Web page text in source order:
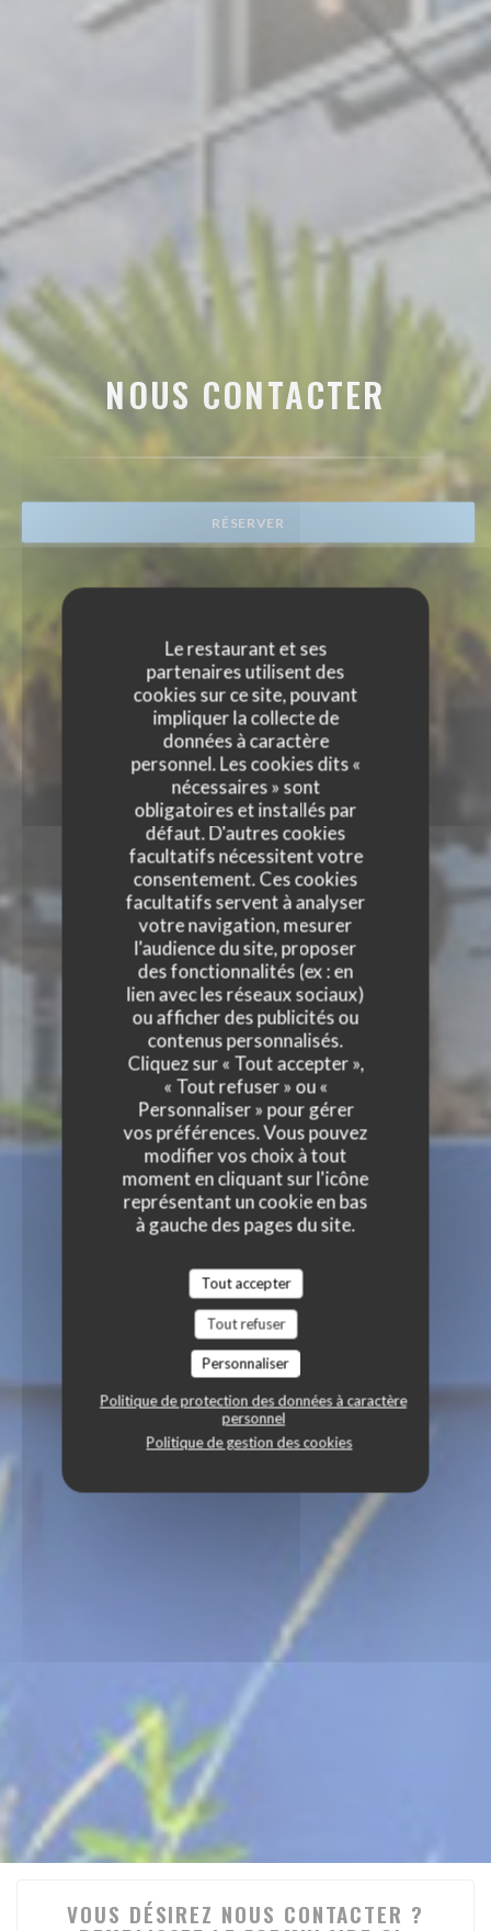
Le restaurant et ses
partenaires utilisent des
cookies sur ce site, pouvant
impliquer la collecte de
données à caractère
personnel. Les cookies dits «
nécessaires » sont
obligatoires et installés par
défaut. D'autres cookies
facultatifs nécessitent votre
consentement. Ces cookies
facultatifs servent à analyser
votre navigation, mesurer
l'audience du site, proposer
des fonctionnalités (ex : en
lien avec les réseaux sociaux)
ou afficher des publicités ou
contenus personnalisés.
Cliquez sur « Tout accepter »,
« Tout refuser » ou «
Personnaliser » pour gérer
vos préférences. Vous pouvez
modifier vos choix à tout
moment en cliquant sur l'icône
représentant un cookie en bas
à gauche des pages du site.
Tout accepter
Tout refuser
Personnaliser
Politique de protection des données à caractère
personnel
Politique de gestion des cookies
NOUS CONTACTER
RÉSERVER
VOUS DÉSIREZ NOUS CONTACTER ?